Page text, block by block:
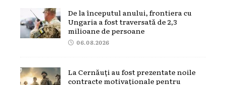
De la începutul anului, frontiera cu
Ungaria a fost traversată de 2,3
milioane de persoane
06.08.2026
La Cernăuți au fost prezentate noile
contracte motivaționale pentru